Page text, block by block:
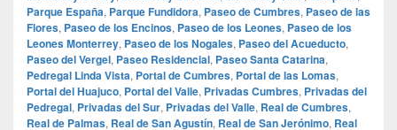
Parque España, Parque Fundidora, Paseo de Cumbres, Paseo de las
Flores, Paseo de los Encinos, Paseo de los Leones, Paseo de los
Leones Monterrey, Paseo de los Nogales, Paseo del Acueducto,
Paseo del Vergel, Paseo Residencial, Paseo Santa Catarina,
Pedregal Linda Vista, Portal de Cumbres, Portal de las Lomas,
Portal del Huajuco, Portal del Valle, Privadas Cumbres, Privadas del
Pedregal, Privadas del Sur, Privadas del Valle, Real de Cumbres,
Real de Palmas, Real de San Agustín, Real de San Jerónimo, Real